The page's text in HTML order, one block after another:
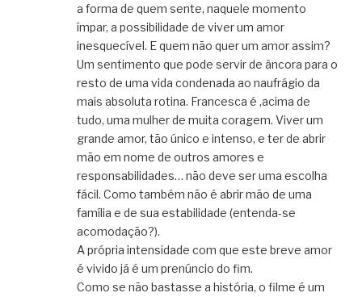
a forma de quem sente, naquele momento
ímpar, a possibilidade de viver um amor
inesquecível. E quem não quer um amor assim?
Um sentimento que pode servir de âncora para o
resto de uma vida condenada ao naufrágio da
mais absoluta rotina. Francesca é ,acima de
tudo, uma mulher de muita coragem. Viver um
grande amor, tão único e intenso, e ter de abrir
mão em nome de outros amores e
responsabilidades… não deve ser uma escolha
fácil. Como também não é abrir mão de uma
família e de sua estabilidade (entenda-se
acomodação?).
A própria intensidade com que este breve amor
é vivido já é um prenúncio do fim.
Como se não bastasse a história, o filme é um